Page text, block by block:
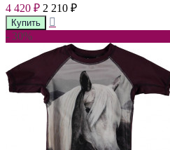
4 420 ₽ 2 210 ₽
- 30%